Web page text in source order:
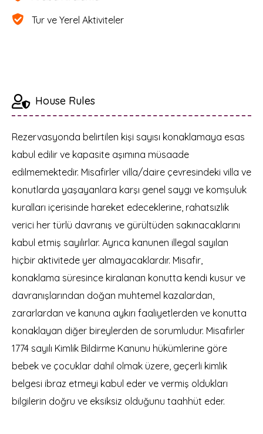
Tur ve Yerel Aktiviteler
House Rules
Rezervasyonda belirtilen kişi sayısı konaklamaya esas
kabul edilir ve kapasite aşımına müsaade
edilmemektedir. Misafirler villa/daire çevresindeki villa ve
konutlarda yaşayanlara karşı genel saygı ve komşuluk
kuralları içerisinde hareket edeceklerine, rahatsızlık
verici her türlü davranış ve gürültüden sakınacaklarını
kabul etmiş sayılırlar. Ayrıca kanunen illegal sayılan
hiçbir aktivitede yer almayacaklardır. Misafir,
konaklama süresince kiralanan konutta kendi kusur ve
davranışlarından doğan muhtemel kazalardan,
zararlardan ve kanuna aykırı faaliyetlerden ve konutta
konaklayan diğer bireylerden de sorumludur. Misafirler
1774 sayılı Kimlik Bildirme Kanunu hükümlerine göre
bebek ve çocuklar dahil olmak üzere, geçerli kimlik
belgesi ibraz etmeyi kabul eder ve vermiş oldukları
bilgilerin doğru ve eksiksiz olduğunu taahhüt eder.